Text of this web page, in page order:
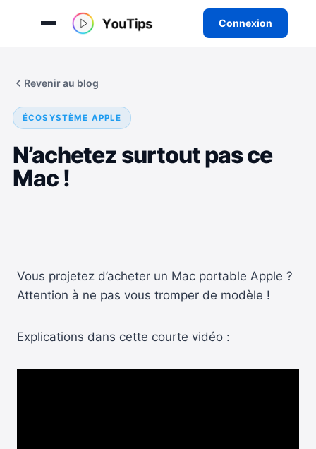
Connexion
Revenir au blog
ÉCOSYSTÈME APPLE
N’achetez surtout pas ce
Mac !
Vous projetez d’acheter un Mac portable Apple ?
Attention à ne pas vous tromper de modèle !
Explications dans cette courte vidéo :